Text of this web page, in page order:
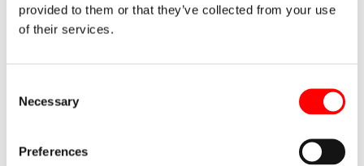
provided to them or that they’ve collected from your use
of their services.
Selection
Necessary
Preferences
Almacenes automáticos
Estanterías industriales
Seguridad
Consiga su guía básica de sistemas de